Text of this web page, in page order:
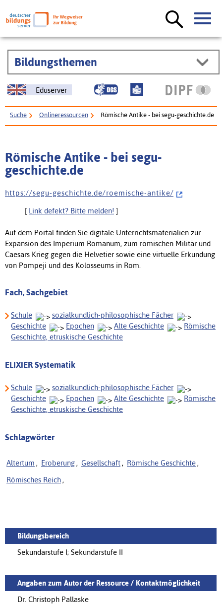
Bildungsthemen
Eduserver
Suche Onlineressourcen Römische Antike - bei segu-geschichte.de
Römische Antike - bei segu-
geschichte.de
h t t p s : / / s e g u - g e s c h i c h t e . d e / r o e m i s c h e - a n t i k e /
[ Link defekt? Bitte melden! ]
Auf dem Portal finden Sie digitale Unterrichtsmaterialien zur
Expansion des Imperium Romanum, zum römischen Militär und
Caesars Krieg gegen die Helvetier sowie eine virtuelle Erkundung
von Pompeji und des Kolosseums in Rom.
Fach, Sachgebiet
Schule
sozialkundlich-philosophische Fächer
Geschichte
Epochen Alte Geschichte
Römische
Geschichte, etruskische Geschichte
ELIXIER Systematik
Schule
sozialkundlich-philosophische Fächer
Geschichte
Epochen Alte Geschichte
Römische
Geschichte, etruskische Geschichte
Schlagwörter
Altertum , Eroberung , Gesellschaft , Römische Geschichte ,
Römisches Reich ,
Bildungsbereich
Sekundarstufe I; Sekundarstufe II
Angaben zum Autor der Ressource / Kontaktmöglichkeit
Dr. Christoph Pallaske